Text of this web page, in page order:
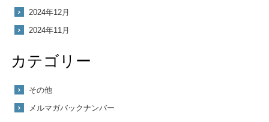
2024年12月
2024年11月
カテゴリー
その他
メルマガバックナンバー